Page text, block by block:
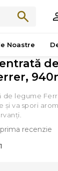
Noastre
940ml
de
de legume
şi va spori
recenzie